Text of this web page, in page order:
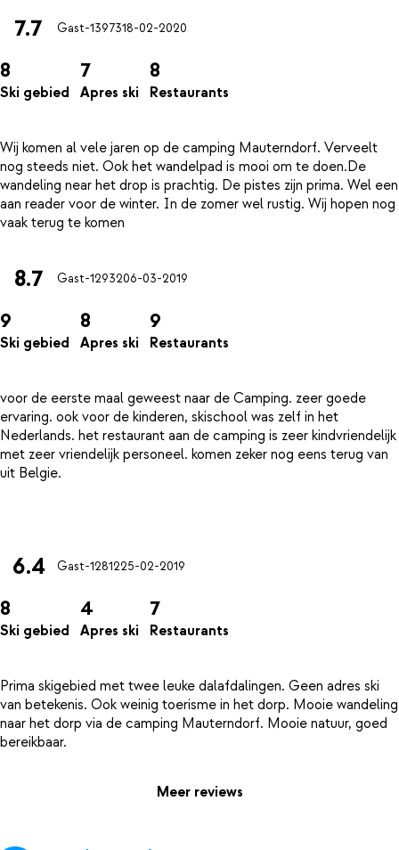
7.7 Gast-1397318-02-2020
8
Ski gebied
7
Apres ski
8
Restaurants
Wij komen al vele jaren op de camping Mauterndorf. Verveelt
nog steeds niet. Ook het wandelpad is mooi om te doen.De
wandeling near het drop is prachtig. De pistes zijn prima. Wel een
aan reader voor de winter. In de zomer wel rustig. Wij hopen nog
8.7 Gast-1293206-03-2019
9
Ski gebied
8
Apres ski
9
Restaurants
voor de eerste maal geweest naar de Camping. zeer goede
ervaring. ook voor de kinderen, skischool was zelf in het
Nederlands. het restaurant aan de camping is zeer kindvriendelijk
met zeer vriendelijk personeel. komen zeker nog eens terug van
uit Belgie.
6.4 Gast-1281225-02-2019
8
Ski gebied
4
Apres ski
7
Restaurants
Prima skigebied met twee leuke dalafdalingen. Geen adres ski
van betekenis. Ook weinig toerisme in het dorp. Mooie wandeling
naar het dorp via de camping Mauterndorf. Mooie natuur, goed
Meer reviews